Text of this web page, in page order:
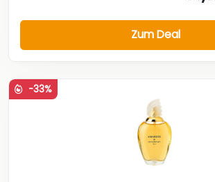
Zum Deal
-33%